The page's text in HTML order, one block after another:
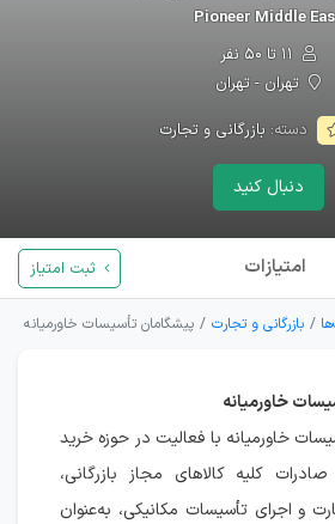
Pioneer Middle
تهران - تهران
دسته: بازرگانی و تجارت
دنبال کنید
امتیازات ثبت امتیاز
بازرگانی و تجارت پیشگامان تأسیسات خاورمیانه
خاورمیانه
خاورمیانه با فعالیت در حوزه خرید
کلیه کالاهای مجاز بازرگانی،
و اجرای تأسیسات مکانیکی، به‌عنوان